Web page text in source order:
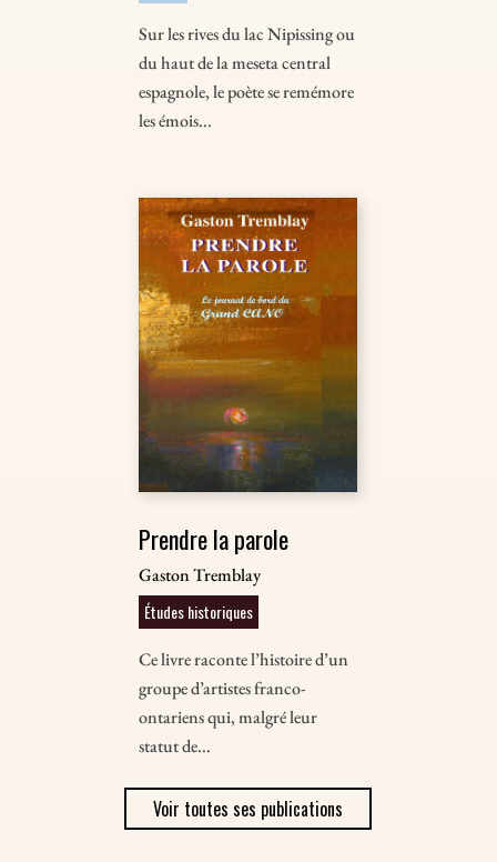
Sur les rives du lac Nipissing ou
du haut de la meseta central
espagnole, le poète se remémore
les émois...
Prendre la parole
Gaston Tremblay
Études historiques
Ce livre raconte l’histoire d’un
groupe d’artistes franco-
ontariens qui, malgré leur
statut de...
Voir toutes ses publications